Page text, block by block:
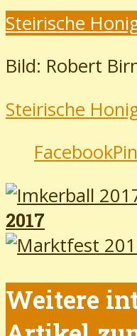
Steirische
Bild: Robert
Steirische
Facebook
2017
Weitere